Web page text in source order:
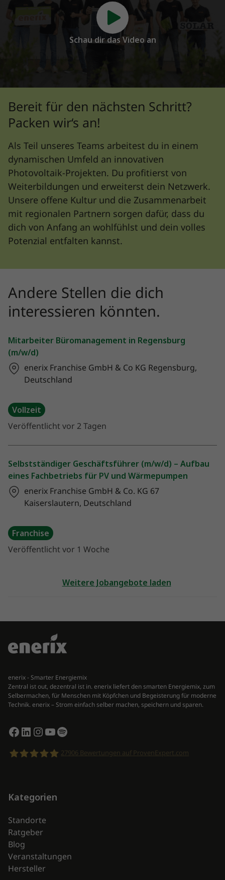
Schau dir das Video an
Bereit für den nächsten Schritt?
Packen wir‘s an!
Als Teil unseres Teams arbeitest du in einem
dynamischen Umfeld an innovativen
Photovoltaik-Projekten. Du profitierst von
Weiterbildungen und erweiterst dein Netzwerk.
Unsere offene Kultur und die Zusammenarbeit
mit regionalen Partnern sorgen dafür, dass du
dich von Anfang an wohlfühlst und dein volles
Potenzial entfalten kannst.
Andere Stellen die dich
interessieren könnten.
Mitarbeiter Büromanagement in Regensburg
(m/w/d)
enerix Franchise GmbH & Co KG Regensburg,
Deutschland
Vollzeit
Veröffentlicht vor 2 Tagen
Selbstständiger Geschäftsführer (m/w/d) – Aufbau
eines Fachbetriebs für PV und Wärmepumpen
enerix Franchise GmbH & Co. KG 67
Kaiserslautern, Deutschland
Franchise
Veröffentlicht vor 1 Woche
Weitere Jobangebote laden
enerix - Smarter Energiemix
Zentral ist out, dezentral ist in. enerix liefert den smarten Energiemix, zum
Selbermachen, für Menschen mit Köpfchen und Begeisterung für moderne
Technik. enerix – Strom einfach selber machen, speichern und sparen.
Facebook
LinkedIn
Instagram
YouTube
Spotify
27906Bewertungen auf ProvenExpert.com
Kategorien
Standorte
Ratgeber
Blog
Veranstaltungen
Hersteller